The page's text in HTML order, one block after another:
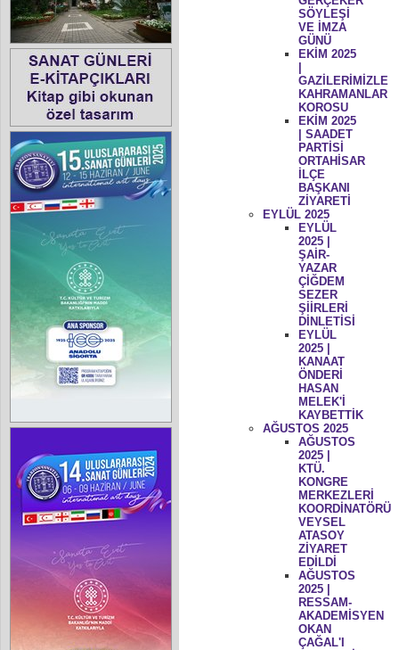
SÖYLEŞİ
VE İMZA
GÜNÜ
EKİM 2025
GAZİLERİMİZLE
KAHRAMANLAR
KOROSU
EKİM 2025
| SAADET
PARTİSİ
ORTAHİSAR
İLÇE
BAŞKANI
ZİYARETİ
EYLÜL 2025
EYLÜL
2025 |
ŞAİR-
YAZAR
ÇİĞDEM
SEZER
ŞİİRLERİ
DİNLETİSİ
EYLÜL
2025 |
KANAAT
ÖNDERİ
HASAN
MELEK'İ
KAYBETTİK
AĞUSTOS 2025
AĞUSTOS
2025 |
KTÜ.
KONGRE
MERKEZLERİ
KOORDİNATÖRÜ
VEYSEL
ATASOY
ZİYARET
EDİLDİ
AĞUSTOS
2025 |
RESSAM-
AKADEMİSYEN
OKAN
ÇAĞAL'I